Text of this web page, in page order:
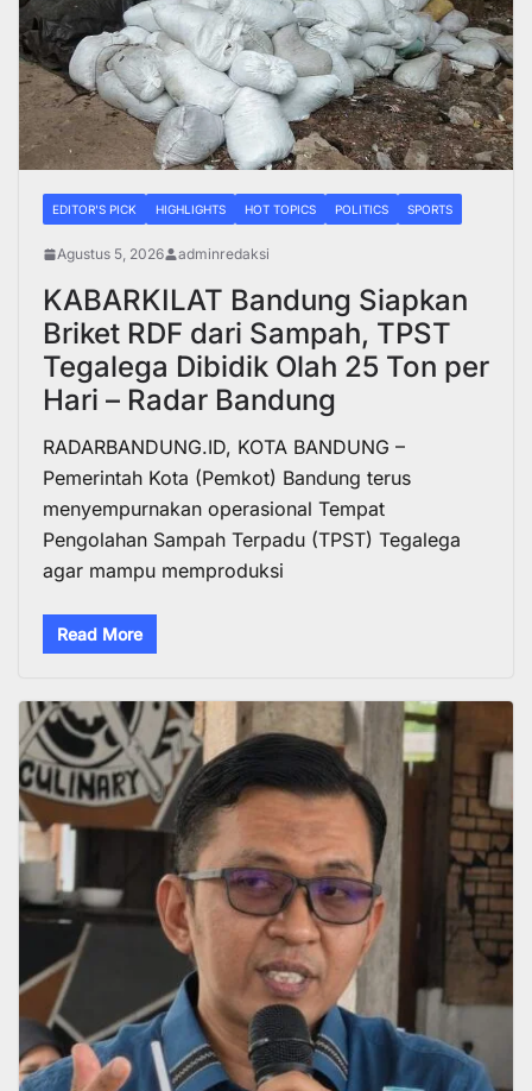
EDITOR'S PICK HIGHLIGHTS HOT TOPICS POLITICS SPORTS
Agustus 5, 2026 adminredaksi
KABARKILAT Bandung Siapkan
Briket RDF dari Sampah, TPST
Tegalega Dibidik Olah 25 Ton per
Hari – Radar Bandung
RADARBANDUNG.ID, KOTA BANDUNG –
Pemerintah Kota (Pemkot) Bandung terus
menyempurnakan operasional Tempat
Pengolahan Sampah Terpadu (TPST) Tegalega
agar mampu memproduksi
Read More